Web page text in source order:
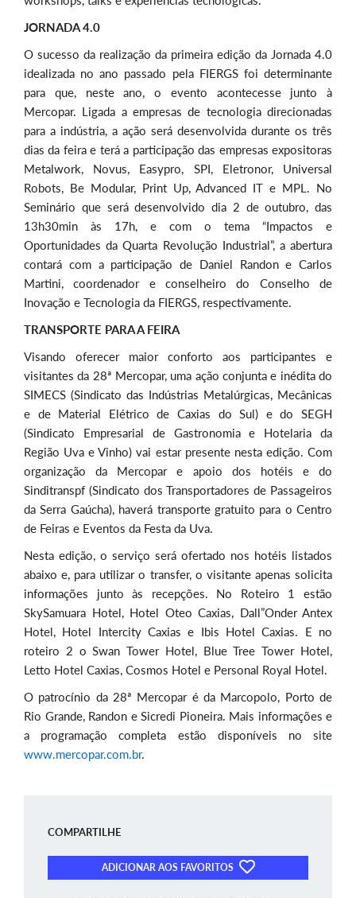
JORNADA 4.0
O sucesso da realização da primeira edição da Jornada 4.0
idealizada no ano passado pela FIERGS foi determinante
para que, neste ano, o evento acontecesse junto à
Mercopar. Ligada a empresas de tecnologia direcionadas
para a indústria, a ação será desenvolvida durante os três
dias da feira e terá a participação das empresas expositoras
Metalwork, Novus, Easypro, SPI, Eletronor, Universal
Robots, Be Modular, Print Up, Advanced IT e MPL. No
Seminário que será desenvolvido dia 2 de outubro, das
13h30min às 17h, e com o tema “Impactos e
Oportunidades da Quarta Revolução Industrial”, a abertura
contará com a participação de Daniel Randon e Carlos
Martini, coordenador e conselheiro do Conselho de
Inovação e Tecnologia da FIERGS, respectivamente.
TRANSPORTE PARA A FEIRA
Visando oferecer maior conforto aos participantes e
visitantes da 28ª Mercopar, uma ação conjunta e inédita do
SIMECS (Sindicato das Indústrias Metalúrgicas, Mecânicas
e de Material Elétrico de Caxias do Sul) e do SEGH
(Sindicato Empresarial de Gastronomia e Hotelaria da
Região Uva e Vinho) vai estar presente nesta edição. Com
organização da Mercopar e apoio dos hotéis e do
Sinditranspf (Sindicato dos Transportadores de Passageiros
da Serra Gaúcha), haverá transporte gratuito para o Centro
de Feiras e Eventos da Festa da Uva.
Nesta edição, o serviço será ofertado nos hotéis listados
abaixo e, para utilizar o transfer, o visitante apenas solicita
informações junto às recepções. No Roteiro 1 estão
SkySamuara Hotel, Hotel Oteo Caxias, Dall”Onder Antex
Hotel, Hotel Intercity Caxias e Ibis Hotel Caxias. E no
roteiro 2 o Swan Tower Hotel, Blue Tree Tower Hotel,
Letto Hotel Caxias, Cosmos Hotel e Personal Royal Hotel.
O patrocínio da 28ª Mercopar é da Marcopolo, Porto de
Rio Grande, Randon e Sicredi Pioneira. Mais informações e
a programação completa estão disponíveis no site
www.mercopar.com.br.
COMPARTILHE
ADICIONAR AOS FAVORITOS